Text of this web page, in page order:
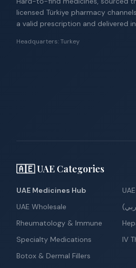
licensed Türkiye pharmacy
a valid prescription and delivered
Headquarters: Turkey
🇦🇪 UAE Categories
UAE Medicines Hub
UAE Wholesale
Rheumatology & Immune
Specialty Medications
IV
Botox & Dermal Fillers